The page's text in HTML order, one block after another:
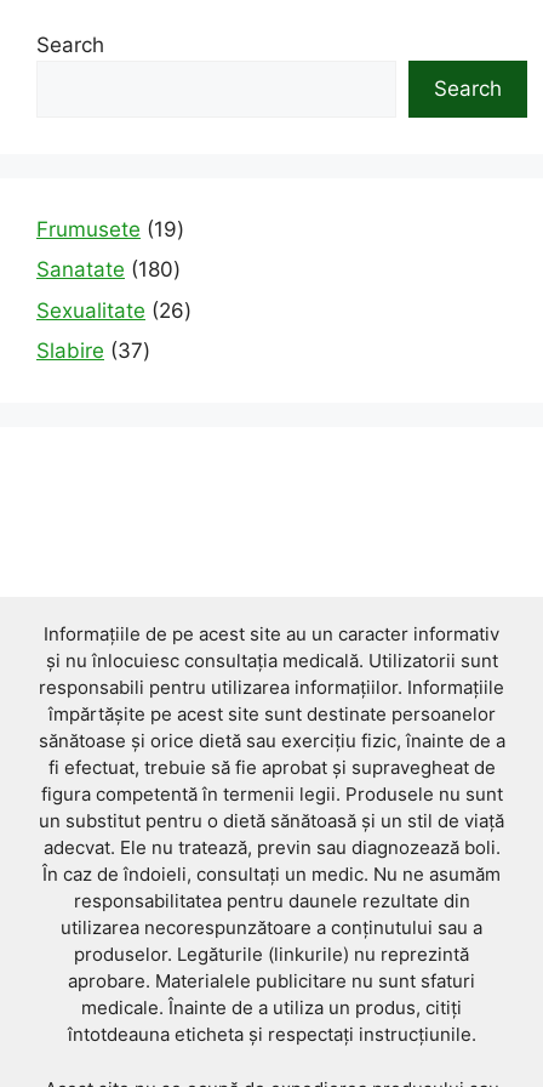
Search
Search
Frumusete 1919
products
Sanatate 180180
products
Sexualitate 2626
Slabire 3737
Informațiile de pe acest site au un caracter informativ
și nu înlocuiesc consultația medicală. Utilizatorii sunt
responsabili pentru utilizarea informațiilor. Informațiile
împărtășite pe acest site sunt destinate persoanelor
sănătoase și orice dietă sau exercițiu fizic, înainte de a
fi efectuat, trebuie să fie aprobat și supravegheat de
figura competentă în termenii legii. Produsele nu sunt
un substitut pentru o dietă sănătoasă și un stil de viață
adecvat. Ele nu tratează, previn sau diagnozează boli.
În caz de îndoieli, consultați un medic. Nu ne asumăm
responsabilitatea pentru daunele rezultate din
utilizarea necorespunzătoare a conținutului sau a
produselor. Legăturile (linkurile) nu reprezintă
aprobare. Materialele publicitare nu sunt sfaturi
medicale. Înainte de a utiliza un produs, citiți
întotdeauna eticheta și respectați instrucțiunile.